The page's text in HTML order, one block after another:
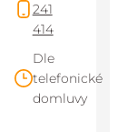
241
414
Dle
telefonické
domluvy